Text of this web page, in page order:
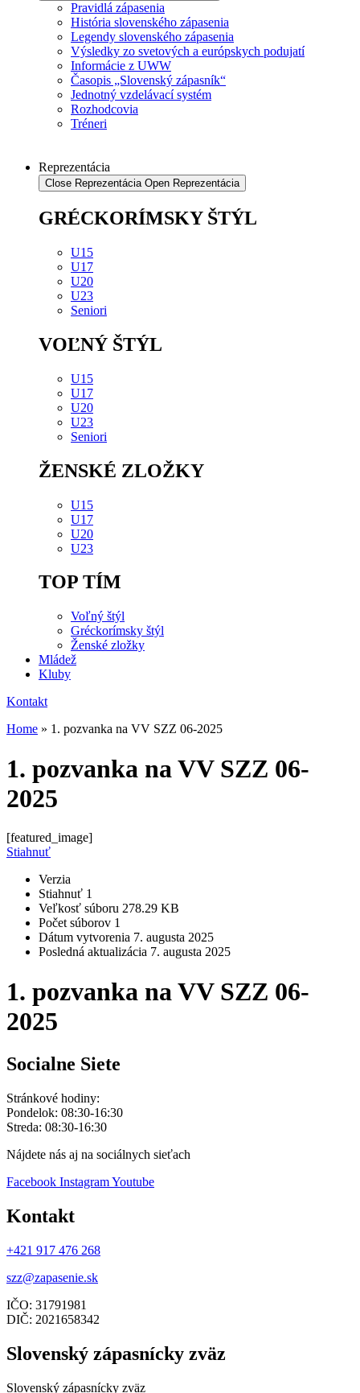
Pravidlá zápasenia
História slovenského zápasenia
Legendy slovenského zápasenia
Výsledky zo svetových a európskych podujatí
Informácie z UWW
Časopis „Slovenský zápasník“
Jednotný vzdelávací systém
Rozhodcovia
Tréneri
Reprezentácia
Close Reprezentácia Open Reprezentácia
GRÉCKORÍMSKY ŠTÝL
U15
U17
U20
U23
Seniori
VOĽNÝ ŠTÝL
U15
U17
U20
U23
Seniori
ŽENSKÉ ZLOŽKY
U15
U17
U20
U23
TOP TÍM
Voľný štýl
Gréckorímsky štýl
Ženské zložky
Mládež
Kluby
Kontakt
Home » 1. pozvanka na VV SZZ 06-2025
1. pozvanka na VV SZZ 06-
2025
[featured_image]
Stiahnuť
Verzia
Stiahnuť 1
Veľkosť súboru 278.29 KB
Počet súborov 1
Dátum vytvorenia 7. augusta 2025
Posledná aktualizácia 7. augusta 2025
1. pozvanka na VV SZZ 06-
2025
Socialne Siete
Stránkové hodiny:
Pondelok: 08:30-16:30
Streda: 08:30-16:30
Nájdete nás aj na sociálnych sieťach
Facebook InstagramYoutube
Kontakt
+421 917 476 268
szz@zapasenie.sk
IČO: 31791981
DIČ: 2021658342
Slovenský zápasnícky zväz
Slovenský zápasnícky zväz